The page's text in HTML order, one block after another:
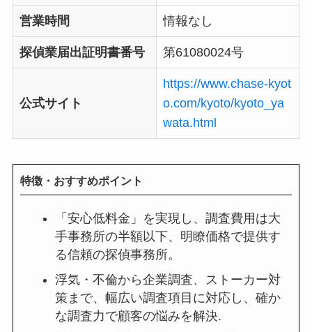
営業時間 情報なし
探偵業届出証明書番号 第61080024号
公式サイト
https://www.chase-kyot
o.com/kyoto/kyoto_ya
wata.html
特徴・おすすめポイント
「安心低料金」を実現し、調査費用は大
手事務所の半額以下、明瞭価格で提供す
る信頼の探偵事務所。
浮気・不倫から企業調査、ストーカー対
策まで、幅広い調査項目に対応し、確か
な調査力で顧客の悩みを解決.